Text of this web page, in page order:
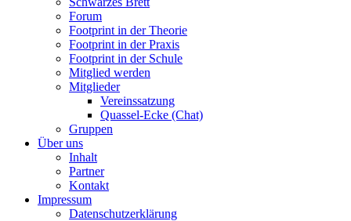
Forum
Footprint in der Theorie
Footprint in der Praxis
Footprint in der Schule
Mitglied werden
Mitglieder
Vereinssatzung
Quassel-Ecke (Chat)
Gruppen
Über uns
Inhalt
Partner
Kontakt
Impressum
Datenschutzerklärung